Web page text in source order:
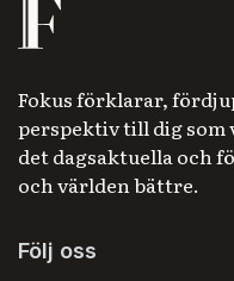
Fokus förklarar,
perspektiv till dig som
det dagsaktuella och
och världen bättre.
Följ oss